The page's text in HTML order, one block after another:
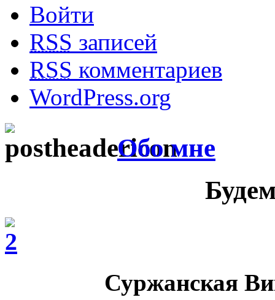
Войти
RSS записей
RSS комментариев
WordPress.org
Обо мне
Суржанская